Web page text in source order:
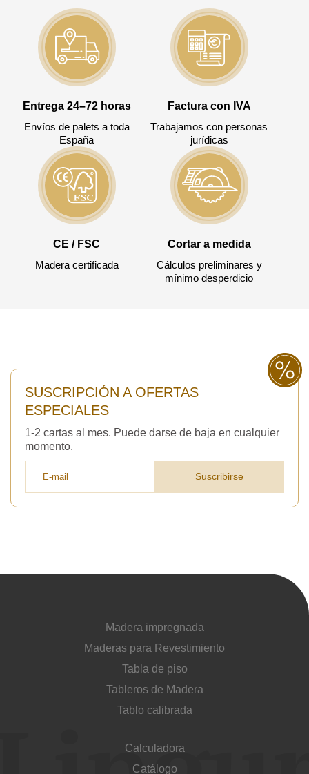
Entrega 24–72 horas
Envíos de palets a toda
España
Factura con IVA
Trabajamos con personas
jurídicas
CE / FSC
Madera certificada
Cortar a medida
Cálculos preliminares y
mínimo desperdicio
SUSCRIPCIÓN A OFERTAS
ESPECIALES
1-2 cartas al mes. Puede darse de baja en cualquier
momento.
Suscribirse
Madera impregnada
Maderas para Revestimiento
Tabla de piso
Tableros de Madera
Tablo calibrada
Calculadora
Catálogo
Su pedido:
Cantidad: 350
Acepto el procesamiento datos personales.
Todos los campos son obligatorios.
Total a pagar:3050 €
y discutiremos los métodos de pago y entrega.